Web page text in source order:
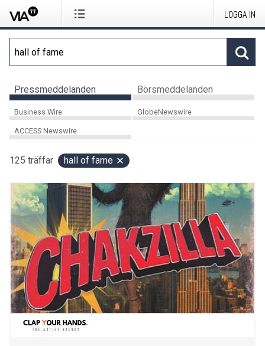
LOGGA IN
Pressmeddelanden Börsmeddelanden
Business Wire GlobeNewswire
ACCESS Newswire
125 träffar hall of fame